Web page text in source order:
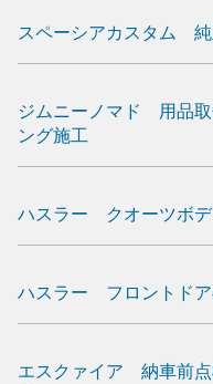
スペーシアカスタム 純
ジムニーノマド 用品取
ング施工
ハスラー クオーツボデ
ハスラー フロントドア
エスクァイア 納車前点